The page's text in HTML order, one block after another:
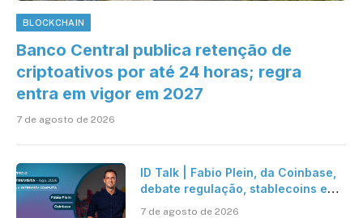
BLOCKCHAIN
Banco Central publica retenção de
criptoativos por até 24 horas; regra
entra em vigor em 2027
7 de agosto de 2026
ID Talk | Fabio Plein, da Coinbase,
debate regulação, stablecoins e
7 de agosto de 2026